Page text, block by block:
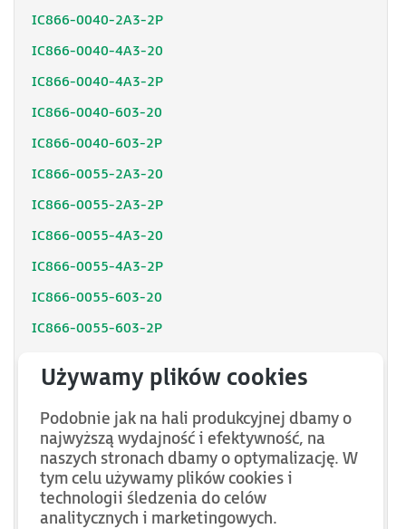
IC866-0040-2A3-2P
IC866-0040-4A3-20
IC866-0040-4A3-2P
IC866-0040-603-20
IC866-0040-603-2P
IC866-0055-2A3-20
IC866-0055-2A3-2P
IC866-0055-4A3-20
IC866-0055-4A3-2P
IC866-0055-603-20
IC866-0055-603-2P
IC866-0075-2A3-2P
IC866-0075-4A3-20
IC866-0075-4A3-2P
IC866-0075-603-20
IC866-0075-603-2P
Podobnie jak na hali produkcyjnej dbamy o
najwyższą wydajność i efektywność, na
naszych stronach dbamy o optymalizację. W
tym celu używamy plików cookies i
technologii śledzenia do celów
analitycznych i marketingowych.